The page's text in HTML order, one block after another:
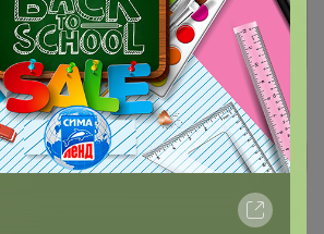
Зарегистрироваться
Реклама